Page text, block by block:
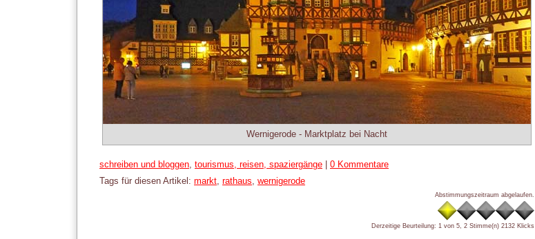
Wernigerode - Marktplatz bei Nacht
Kategorien:
schreiben und bloggen tourismus, reisen, spaziergänge | 0 Kommentare
Tags für diesen Artikel: markt rathaus wernigerode
Abstimmungszeitraum abgelaufen.
Derzeitige Beurteilung: 1 von 5, 2 Stimme(n) 2132 Klicks